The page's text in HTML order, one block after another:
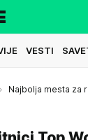
VESTI
Najbolja mesta za